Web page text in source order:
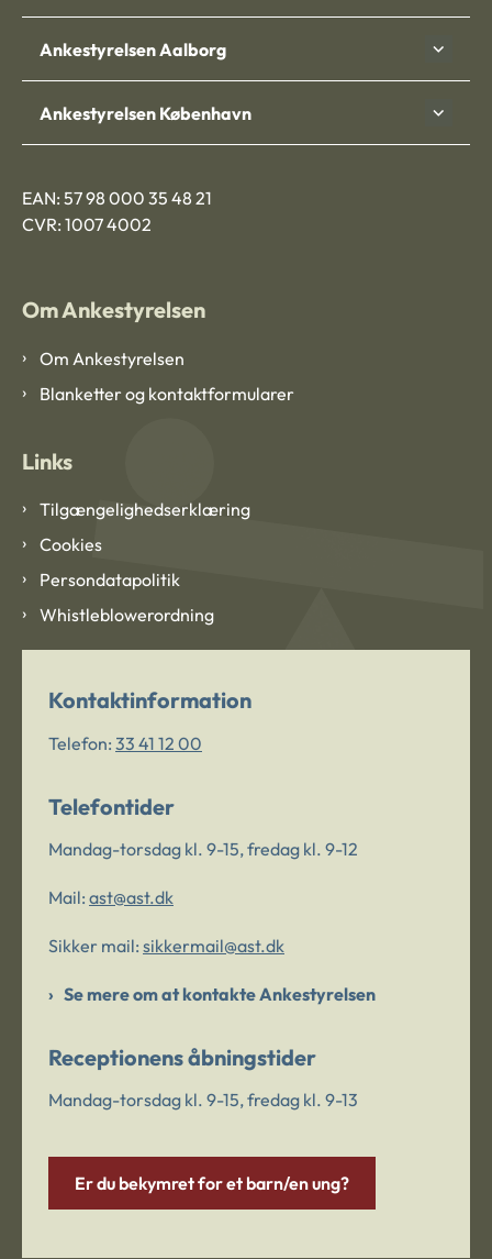
Ankestyrelsen Aalborg
Ankestyrelsen København
EAN: 57 98 000 35 48 21
CVR: 1007 4002
Om Ankestyrelsen
Om Ankestyrelsen
Blanketter og kontaktformularer
Links
Tilgængelighedserklæring
Cookies
Persondatapolitik
Whistleblowerordning
Kontaktinformation
Telefon: 33 41 12 00
Telefontider
Mandag-torsdag kl. 9-15, fredag kl. 9-12
Mail: ast@ast.dk
Sikker mail: sikkermail@ast.dk
Se mere om at kontakte Ankestyrelsen
Receptionens åbningstider
Mandag-torsdag kl. 9-15, fredag kl. 9-13
Er du bekymret for et barn/en ung?